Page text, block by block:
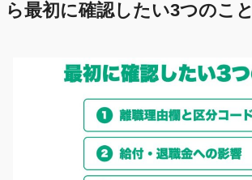
ら最初に確認したい3つのこと